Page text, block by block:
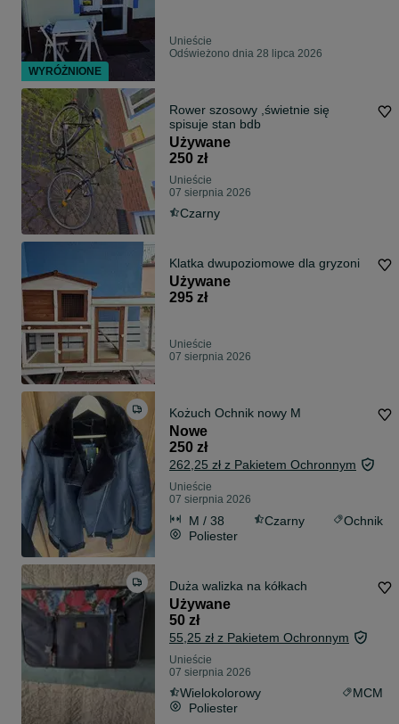
Unieście
Odświeżono dnia 28 lipca 2026
Rower szosowy ,świetnie się
spisuje stan bdb
Używane
250 zł
Unieście
07 sierpnia 2026
Czarny
Klatka dwupoziomowe dla gryzoni
Używane
295 zł
Unieście
07 sierpnia 2026
Kożuch Ochnik nowy M
Nowe
250 zł
262,25 zł z Pakietem Ochronnym
Unieście
07 sierpnia 2026
M / 38 Czarny
Ochnik
Poliester
Duża walizka na kółkach
Używane
50 zł
55,25 zł z Pakietem Ochronnym
Unieście
07 sierpnia 2026
Wielokolorowy
MCM
Poliester
WYRÓŻNIONE